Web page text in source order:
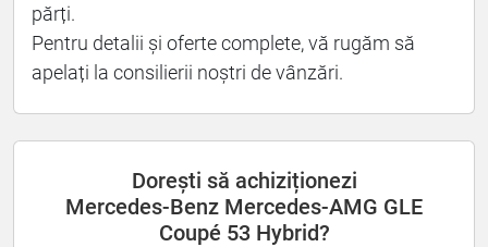
părți.
Pentru detalii și oferte complete, vă rugăm să
apelați la consilierii noștri de vânzări.
Dorești să achiziționezi
Mercedes-Benz Mercedes-AMG GLE
Coupé 53 Hybrid?